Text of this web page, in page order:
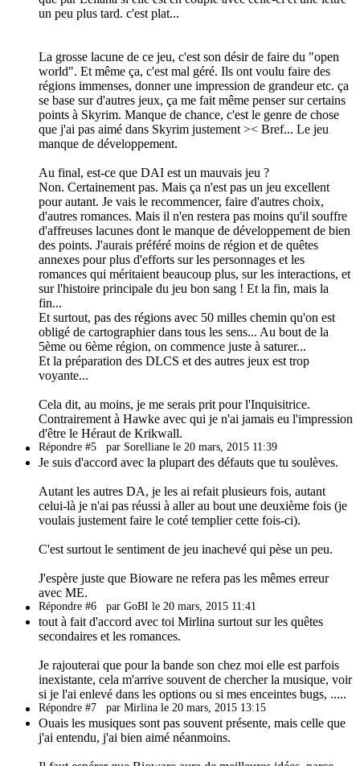
un peu plus tard. c'est plat...
La grosse lacune de ce jeu, c'est son désir de faire du "open
world". Et même ça, c'est mal géré. Ils ont voulu faire des
régions immenses, donner une impression de grandeur etc. ça
se base sur d'autres jeux, ça me fait même penser sur certains
points à Skyrim. Manque de chance, c'est le genre de chose
que j'ai pas aimé dans Skyrim justement >< Bref... Le jeu
manque de développement.
Au final, est-ce que DAI est un mauvais jeu ?
Non. Certainement pas. Mais ça n'est pas un jeu excellent
pour autant. Je vais le recommencer, faire d'autres choix,
d'autres romances. Mais il n'en restera pas moins qu'il souffre
d'affreuses lacunes dont le manque de développement de bien
des points. J'aurais préféré moins de région et de quêtes
annexes pour plus d'efforts sur les personnages et les
romances qui méritaient beaucoup plus, sur les interactions, et
sur l'histoire principale du jeu bon sang ! Et la fin, mais la
fin...
Et surtout, pas des régions avec 50 milles chemin qu'on est
obligé de cartographier dans tous les sens... Au bout de la
5ème ou 6ème région, on commence juste à saturer...
Et la préparation des DLCS et des autres jeux est trop
voyante...
Cela dit, au moins, je me serais prit pour l'Inquisitrice.
Contrairement à Hawke avec qui je n'ai jamais eu l'impression
d'être le Héraut de Krikwall.
Répondre #5 par Sorelliane le 20 mars, 2015 11:39
Je suis d'accord avec la plupart des défauts que tu soulèves.
Autant les autres DA, je les ai refait plusieurs fois, autant
celui-là je n'ai pas réussi à aller au bout une deuxième fois (je
voulais justement faire le coté templier cette fois-ci).
C'est surtout le sentiment de jeu inachevé qui pèse un peu.
J'espère juste que Bioware ne refera pas les mêmes erreur
avec ME.
Répondre #6 par GoBI le 20 mars, 2015 11:41
tout à fait d'accord avec toi Mirlina surtout sur les quêtes
secondaires et les romances.
Je rajouterai que pour la bande son chez moi elle est parfois
inexistante, cela m'arrive souvent de chercher la musique, voir
si je l'ai enlevé dans les options ou si mes enceintes bugs, .....
Répondre #7 par Mirlina le 20 mars, 2015 13:15
Ouais les musiques sont pas souvent présente, mais celle que
j'ai entendu, j'ai bien aimé néanmoins.